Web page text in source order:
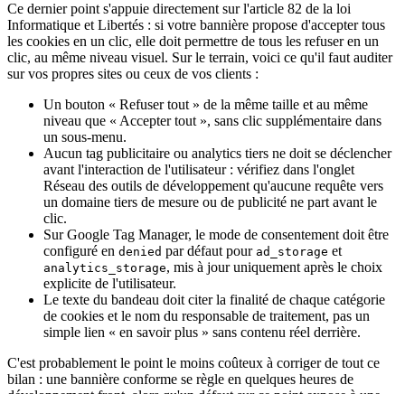
Ce dernier point s'appuie directement sur l'article 82 de la loi
Informatique et Libertés : si votre bannière propose d'accepter tous
les cookies en un clic, elle doit permettre de tous les refuser en un
clic, au même niveau visuel. Sur le terrain, voici ce qu'il faut auditer
sur vos propres sites ou ceux de vos clients :
Un bouton « Refuser tout » de la même taille et au même
niveau que « Accepter tout », sans clic supplémentaire dans
un sous-menu.
Aucun tag publicitaire ou analytics tiers ne doit se déclencher
avant l'interaction de l'utilisateur : vérifiez dans l'onglet
Réseau des outils de développement qu'aucune requête vers
un domaine tiers de mesure ou de publicité ne part avant le
clic.
Sur Google Tag Manager, le mode de consentement doit être
configuré en denied par défaut pour ad_storage et
analytics_storage, mis à jour uniquement après le choix
explicite de l'utilisateur.
Le texte du bandeau doit citer la finalité de chaque catégorie
de cookies et le nom du responsable de traitement, pas un
simple lien « en savoir plus » sans contenu réel derrière.
C'est probablement le point le moins coûteux à corriger de tout ce
bilan : une bannière conforme se règle en quelques heures de